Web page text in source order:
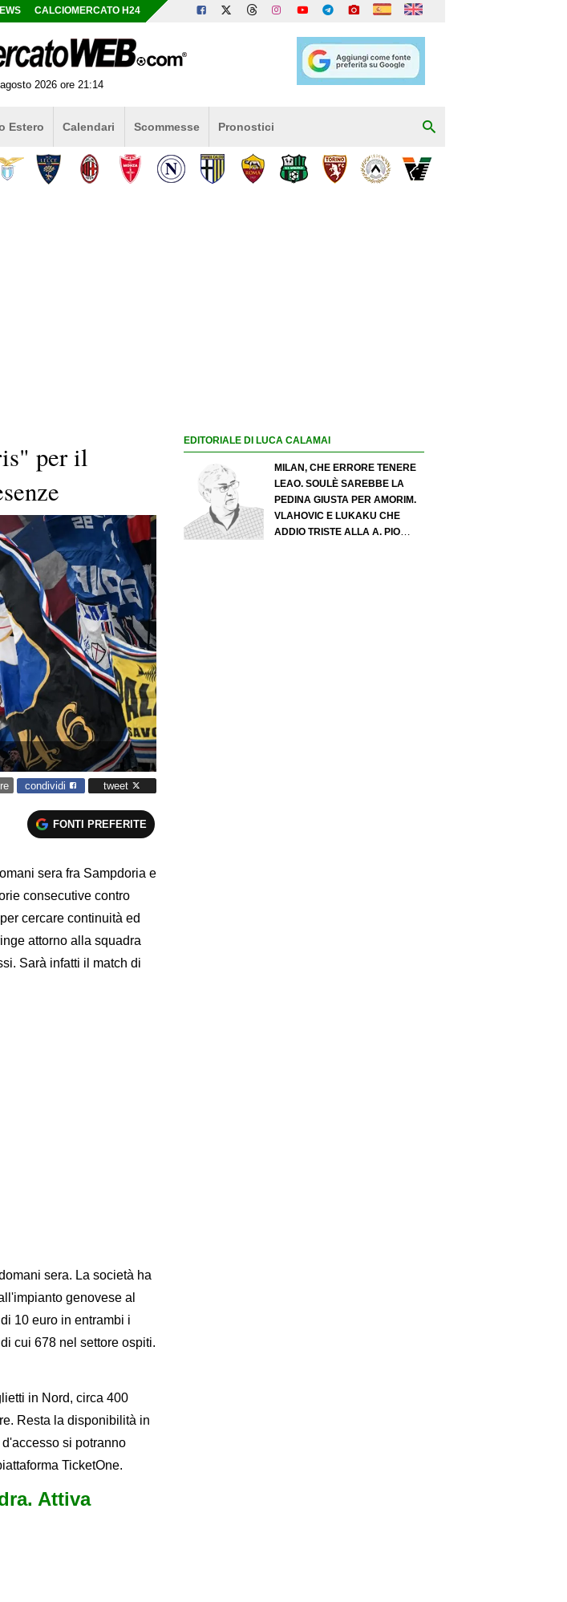
CALCIOMERCATO H24
2026 ore 21:14
Estero Calendari Scommesse Pronostici
per il
condividi tweet
FONTI PREFERITE
sera fra Sampdoria e
consecutive contro
cercare continuità ed
attorno alla squadra
Sarà infatti il match di
sera. La società ha
genovese al
10 euro in entrambi i
cui 678 nel settore ospiti.
in Nord, circa 400
Resta la disponibilità in
si potranno
TicketOne.
Attiva
EDITORIALE DI LUCA CALAMAI
MILAN, CHE ERRORE TENERE
LEAO. SOULÈ SAREBBE LA
PEDINA GIUSTA PER AMORIM.
VLAHOVIC E LUKAKU CHE
ADDIO TRISTE ALLA A. PIO